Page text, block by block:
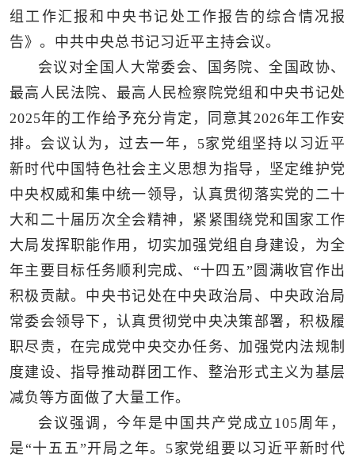
组工作汇报和中央书记处工作报告的综合情况报
告》。中共中央总书记习近平主持会议。
会议对全国人大常委会、国务院、全国政协、
最高人民法院、最高人民检察院党组和中央书记处
2025年的工作给予充分肯定，同意其2026年工作安
排。会议认为，过去一年，5家党组坚持以习近平
新时代中国特色社会主义思想为指导，坚定维护党
中央权威和集中统一领导，认真贯彻落实党的二十
大和二十届历次全会精神，紧紧围绕党和国家工作
大局发挥职能作用，切实加强党组自身建设，为全
年主要目标任务顺利完成、“十四五”圆满收官作出
积极贡献。中央书记处在中央政治局、中央政治局
常委会领导下，认真贯彻党中央决策部署，积极履
职尽责，在完成党中央交办任务、加强党内法规制
度建设、指导推动群团工作、整治形式主义为基层
减负等方面做了大量工作。
会议强调，今年是中国共产党成立105周年，
是“十五五”开局之年。5家党组要以习近平新时代